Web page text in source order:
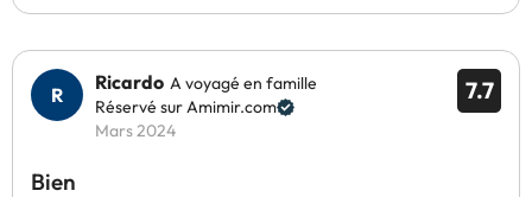
7.7
Ricardo A voyagé en famille
Réservé sur Amimir.com
Mars 2024
Bien